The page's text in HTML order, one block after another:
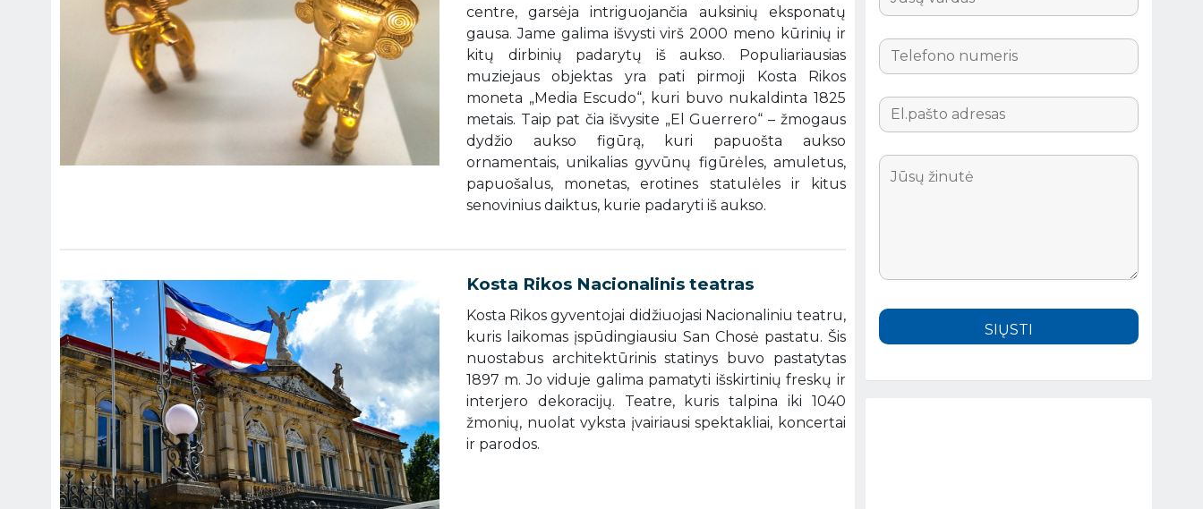
centre, garsėja intriguojančia auksinių eksponatų
gausa. Jame galima išvysti virš 2000 meno kūrinių ir
kitų dirbinių padarytų iš aukso. Populiariausias
muziejaus objektas yra pati pirmoji Kosta Rikos
moneta „Media Escudo“, kuri buvo nukaldinta 1825
metais. Taip pat čia išvysite „El Guerrero“ – žmogaus
dydžio aukso figūrą, kuri papuošta aukso
ornamentais, unikalias gyvūnų figūrėles, amuletus,
papuošalus, monetas, erotines statulėles ir kitus
senovinius daiktus, kurie padaryti iš aukso.
Kosta Rikos Nacionalinis teatras
Kosta Rikos gyventojai didžiuojasi Nacionaliniu teatru,
kuris laikomas įspūdingiausiu San Chosė pastatu. Šis
nuostabus architektūrinis statinys buvo pastatytas
1897 m. Jo viduje galima pamatyti išskirtinių freskų ir
interjero dekoracijų. Teatre, kuris talpina iki 1040
žmonių, nuolat vyksta įvairiausi spektakliai, koncertai
ir parodos.